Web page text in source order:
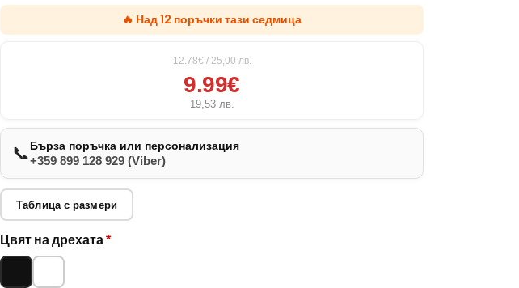
🔥 Над 12 поръчки тази седмица
12.78€ / 25,00лв.
9.99€
19,53 лв.
📞Бърза поръчка или персонализация
+359 899 128 929 (Viber)
Таблица с размери
Опции за
Цвят на дрехата*
Черно